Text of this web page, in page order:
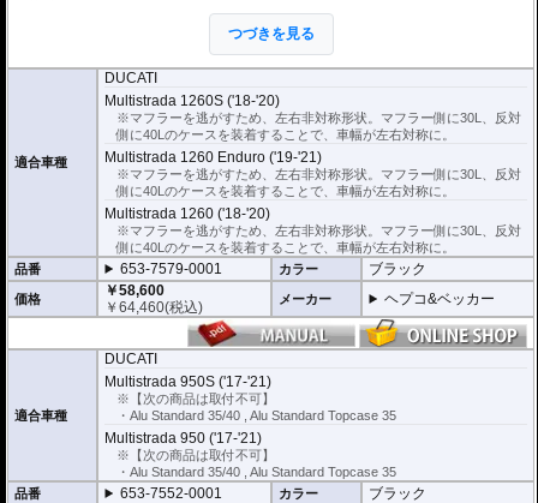
ヘプコ&ベッカー製サイドケース (C-Bowタイプを除く)を取付できま
※こちらのサイドケースホルダーはLock it system機構は御座いません。
※ケースのラインナップはこちらからご確認ください
※サイドケースホルダー用アダプターはケースに付属しています。 詳細はこ
つづきを見る
適合車種
DUCATI
Multistrada 1260S ('18-'20)
※マフラーを逃がすため、左右非対称形状。マフラー側に30L、反対
側に40Lのケースを装着することで、車幅が左右対称に。
Multistrada 1260 Enduro ('19-'21)
※マフラーを逃がすため、左右非対称形状。マフラー側に30L、反対
側に40Lのケースを装着することで、車幅が左右対称に。
Multistrada 1260 ('18-'20)
※マフラーを逃がすため、左右非対称形状。マフラー側に30L、反対
側に40Lのケースを装着することで、車幅が左右対称に。
品番
653-7579-0001 カラー ブラック
価格
￥58,600
￥64,460(税込) メーカー ヘプコ&ベッカー
適合車種
DUCATI
Multistrada 950S ('17-'21)
※【次の商品は取付不可】
・Alu Standard 35/40 , Alu Standard Topcase 35
Multistrada 950 ('17-'21)
※【次の商品は取付不可】
・Alu Standard 35/40 , Alu Standard Topcase 35
品番
653-7552-0001 カラー ブラック